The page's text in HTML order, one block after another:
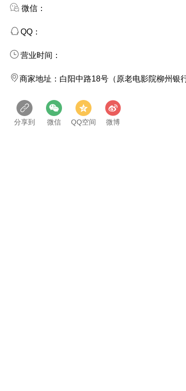
微信：
QQ：
营业时间：
商家地址： 白阳中路18号（原老电影院柳州银
分享到 微信 QQ空间 微博